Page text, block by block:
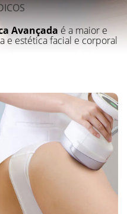
Avançada é a maior e
e estética facial e corporal